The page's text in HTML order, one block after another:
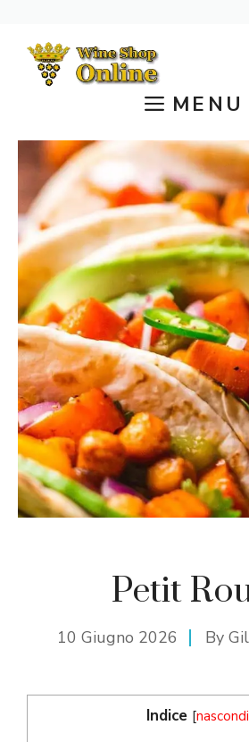
contenuto
Petit
10 Giugno 2026 By
Indice [nascondi